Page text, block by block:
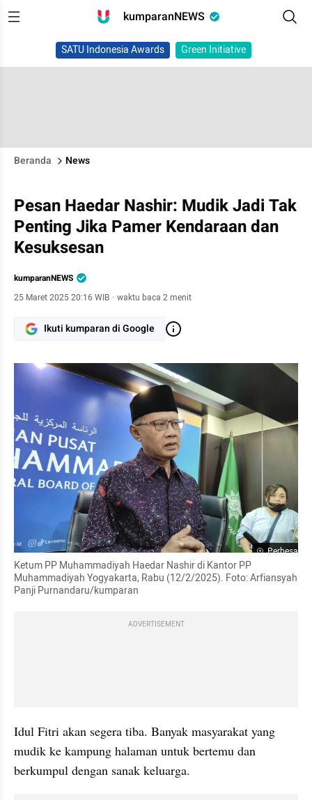
kumparanNEWS
SATU Indonesia Awards Green Initiative
Beranda News
Pesan Haedar Nashir: Mudik Jadi Tak
Penting Jika Pamer Kendaraan dan
Kesuksesan
kumparanNEWS
25 Maret 2025 20:16 WIB · waktu baca 2 menit
Ikuti kumparan di Google
Perbesar
Ketum PP Muhammadiyah Haedar Nashir di Kantor PP
Muhammadiyah Yogyakarta, Rabu (12/2/2025). Foto: Arfiansyah
Panji Purnandaru/kumparan
ADVERTISEMENT
Idul Fitri akan segera tiba. Banyak masyarakat yang
mudik ke kampung halaman untuk bertemu dan
berkumpul dengan sanak keluarga.